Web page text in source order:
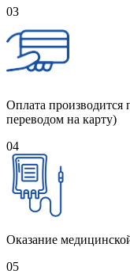
03
Оплата производится
переводом на карту)
04
Оказание
05